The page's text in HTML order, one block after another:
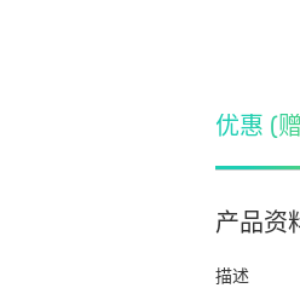
优惠 (
产品资
描述